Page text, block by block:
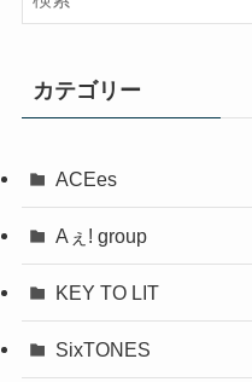
カテゴリー
ACEes
Aぇ! group
KEY TO LIT
SixTONES